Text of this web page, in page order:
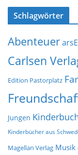
s
e
c
v
Schlagwörter
Abenteuer
Carlsen
Edition Pastorplatz
Jungen
Kinderbücher aus
Magellan Verlag Musik